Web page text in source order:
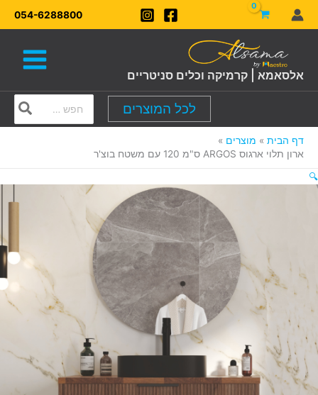
דילוג
לתוכן
054-6288800
אלסאמא | קרמיקה וכלים סניטריים
לכל המוצרים
for:
דף הבית
מוצרים
ארון תלוי ארגוס ARGOS ס"מ 120 עם משטח בוצ'ר
🔍